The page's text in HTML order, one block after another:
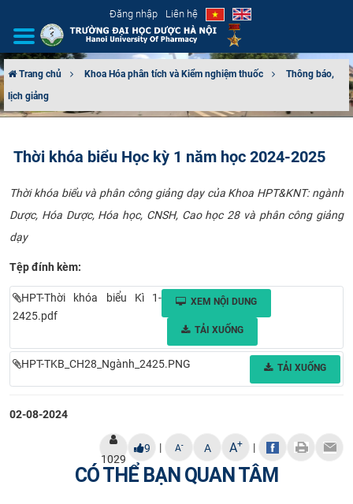
Đăng nhập Liên hệ
GIỚI THIỆU
ĐÀO TẠO
ĐẢM BẢO CHẤT LƯỢNG
KHOA HỌC CÔNG NGHỆ
CỰU NGƯỜI HỌC
Trang chủ Khoa Hóa phân tích và Kiểm nghiệm thuốc
Thông báo,
lịch giảng
Thời khóa biểu Học kỳ 1 năm học 2024-2025
Thời khóa biểu và phân công giảng dạy của Khoa HPT&KNT: ngành
Dược, Hóa Dược, Hóa học, CNSH, Cao học 28 và phân công giảng
dạy
Tệp đính kèm:
HPT-Thời khóa biểu Kì 1-
2425.pdf
XEM NỘI DUNG
TẢI XUỐNG
HPT-TKB_CH28_Ngành_2425.PNG TẢI XUỐNG
02-08-2024
1029
9 | A- A A+ |
CÓ THỂ BẠN QUAN TÂM